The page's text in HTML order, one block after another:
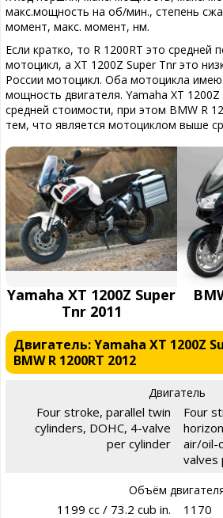
макс.мощность на об/мин., степень
момент, макс. момент, нм.
Если кратко, то R 1200RT это средней
мотоцикл, а XT 1200Z Super Tnr это
России мотоцикл. Оба мотоцикла
мощность двигателя. Yamaha XT
средней стоимости, при этом BMW R
тем, что является мотоциклом выше
Yamaha XT 1200Z Super
Tnr 2011
Двигатель: Yamaha XT 1200Z
BMW R 1200RT 2012
Двигатель
Four stroke, parallel twin
cylinders, DOHC, 4-valve
per cylinder
Four
air/oil-
valves
Объём
1199 cc / 73.2 cub in. 1170